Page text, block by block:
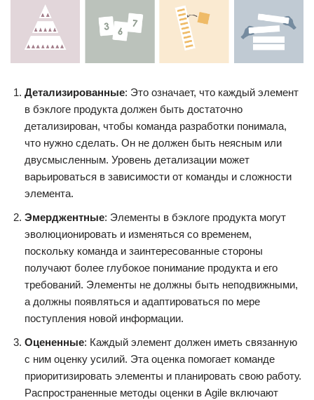
Детализированные: Это означает, что каждый элемент
в бэклоге продукта должен быть достаточно
детализирован, чтобы команда разработки понимала,
что нужно сделать. Он не должен быть неясным или
двусмысленным. Уровень детализации может
варьироваться в зависимости от команды и сложности
элемента.
Эмерджентные: Элементы в бэклоге продукта могут
эволюционировать и изменяться со временем,
поскольку команда и заинтересованные стороны
получают более глубокое понимание продукта и его
требований. Элементы не должны быть неподвижными,
а должны появляться и адаптироваться по мере
поступления новой информации.
Оцененные: Каждый элемент должен иметь связанную
с ним оценку усилий. Эта оценка помогает команде
приоритизировать элементы и планировать свою работу.
Распространенные методы оценки в Agile включают